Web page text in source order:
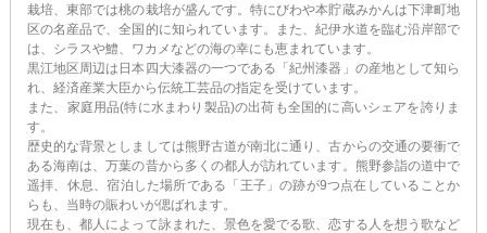
栽培、東部では桃の栽培が盛んです。特にびわや本貯蔵みかんは下津町地
区の名産品で、全国的に知られています。また、紀伊水道を臨む沿岸部で
は、シラスや鱧、ワカメなどの海の幸にも恵まれています。
黒江地区周辺は日本四大漆器の一つである「紀州漆器」の産地として知ら
れ、経済産業大臣から伝統工芸品の指定を受けています。
また、家庭用品(特に水まわり製品)の出荷も全国的に高いシェアを誇りま
す。
歴史的な背景としましては熊野古道が南北に通り、古からの交通の要衝で
ある海南は、万葉の昔から多くの都人が訪れています。熊野参詣の道中で
遥拝、休息、宿泊した場所である「王子」の跡が9つ点在していることか
らも、当時の賑わいが偲ばれます。
現在も、都人によって詠まれた、景色を愛でる歌、恋する人を想う歌など